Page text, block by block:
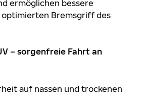
ermöglichen bessere
optimierten Bremsgriff des
– sorgenfreie Fahrt an
auf nassen und trockenen